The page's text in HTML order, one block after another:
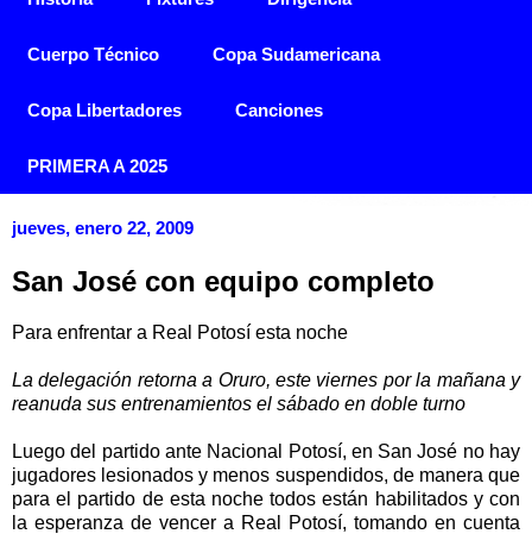
Cuerpo Técnico Copa Sudamericana
Copa Libertadores Canciones
PRIMERA A 2025
jueves, enero 22, 2009
San José con equipo completo
Para enfrentar a Real Potosí esta noche
La delegación retorna a Oruro, este viernes por la mañana y
reanuda sus entrenamientos el sábado en doble turno
Luego del partido ante Nacional Potosí, en San José no hay
jugadores lesionados y menos suspendidos, de manera que
para el partido de esta noche todos están habilitados y con
la esperanza de vencer a Real Potosí, tomando en cuenta